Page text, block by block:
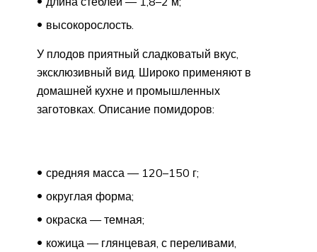
высокорослость.
У плодов приятный сладковатый вкус,
эксклюзивный вид. Широко применяют в
домашней кухне и промышленных
заготовках. Описание помидоров:
средняя масса — 120–150 г;
округлая форма;
окраска — темная;
кожица — глянцевая, с переливами,